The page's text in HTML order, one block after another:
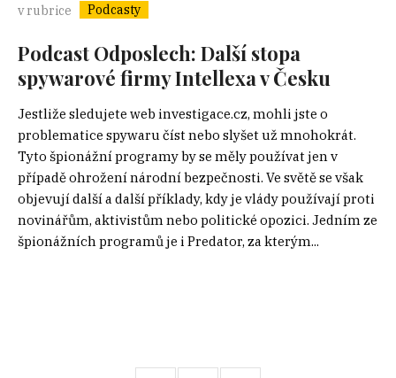
v rubrice
Podcasty
Podcast Odposlech: Další stopa
spywarové firmy Intellexa v Česku
Jestliže sledujete web investigace.cz, mohli jste o
problematice spywaru číst nebo slyšet už mnohokrát.
Tyto špionážní programy by se měly používat jen v
případě ohrožení národní bezpečnosti. Ve světě se však
objevují další a další příklady, kdy je vlády používají proti
novinářům, aktivistům nebo politické opozici. Jedním ze
špionážních programů je i Predator, za kterým...